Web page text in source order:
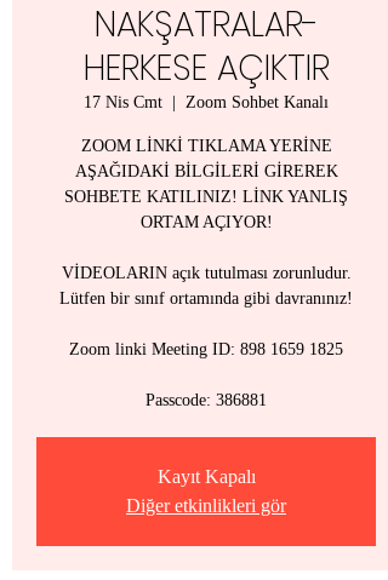
NAKŞATRALAR-
HERKESE AÇIKTIR
17 Nis Cmt Zoom Sohbet Kanalı
ZOOM LİNKİ TIKLAMA YERİNE
AŞAĞIDAKİ BİLGİLERİ GİREREK
SOHBETE KATILINIZ! LİNK YANLIŞ
ORTAM AÇIYOR!
VİDEOLARIN açık tutulması zorunludur.
Lütfen bir sınıf ortamında gibi davranınız!
Zoom linki Meeting ID: 898 1659 1825
Passcode: 386881
Kayıt Kapalı
Diğer etkinlikleri gör